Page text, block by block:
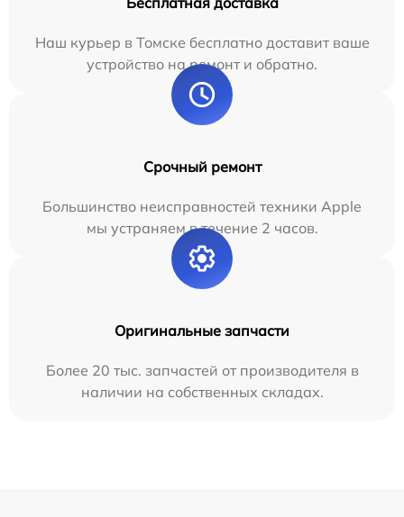
Наш курьер в Томске бесплатно доставит ваше
устройство на ремонт и обратно.
Срочный ремонт
Большинство неисправностей техники Apple
мы устраняем в течение 2 часов.
Оригинальные запчасти
Более 20 тыс. запчастей от производителя в
наличии на собственных складах.